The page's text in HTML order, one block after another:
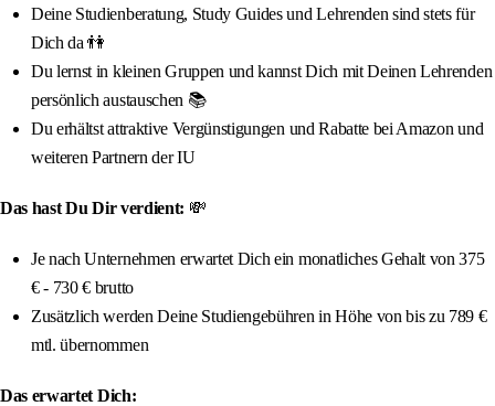
Deine Studienberatung, Study Guides und Lehrenden sind stets für
Dich da 👫
Du lernst in kleinen Gruppen und kannst Dich mit Deinen Lehrenden
persönlich austauschen 📚
Du erhältst attraktive Vergünstigungen und Rabatte bei Amazon und
weiteren Partnern der IU
Das hast Du Dir verdient: 💸
Je nach Unternehmen erwartet Dich ein monatliches Gehalt von 375
€ - 730 € brutto
Zusätzlich werden Deine Studiengebühren in Höhe von bis zu 789 €
mtl. übernommen
Das erwartet Dich: